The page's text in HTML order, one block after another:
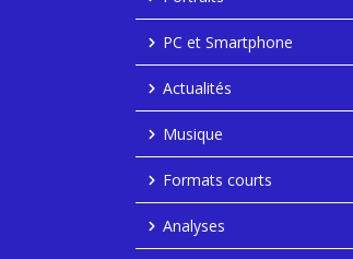
PC et Smartphone
Actualités
Musique
Formats courts
Analyses